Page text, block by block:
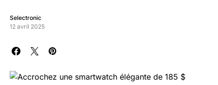
Selectronic
12 avril 2025